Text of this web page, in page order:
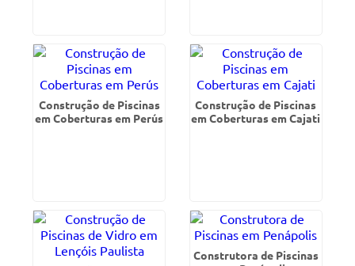
Construção de Piscinas
em Coberturas em Perús
Construção de Piscinas
em Coberturas em Cajati
Construtora de Piscinas